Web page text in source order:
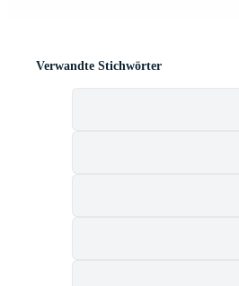
Verwandte Stichwörter